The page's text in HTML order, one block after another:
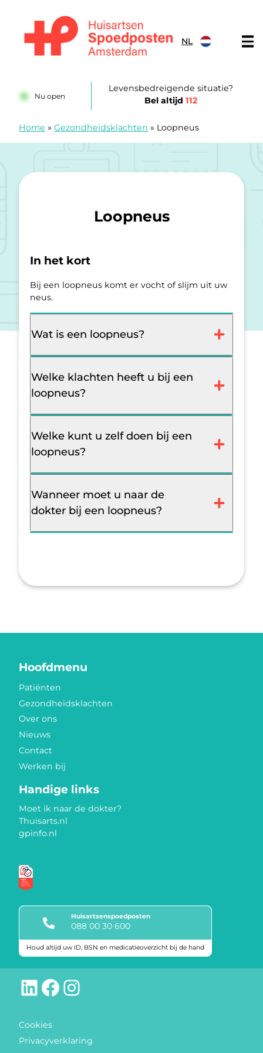
NL
Nu open
Levensbedreigende situatie?
Bel altijd112
Home » Gezondheidsklachten » Loopneus
Loopneus
In het kort
Bij een loopneus komt er vocht of slijm uit uw
neus.
Wat is een loopneus?
Welke klachten heeft u bij een
loopneus?
Welke kunt u zelf doen bij een
loopneus?
Wanneer moet u naar de
dokter bij een loopneus?
Hoofdmenu
Patiënten
Gezondheidsklachten
Over ons
Nieuws
Contact
Werken bij
Handige links
Moet ik naar de dokter?
Thuisarts.nl
gpinfo.nl
Huisartsenspoedposten
088 00 30 600
Houd altijd uw ID, BSN en medicatieoverzicht bij de hand
LinkedIn
Facebook
Instagram
Cookies
Privacyverklaring